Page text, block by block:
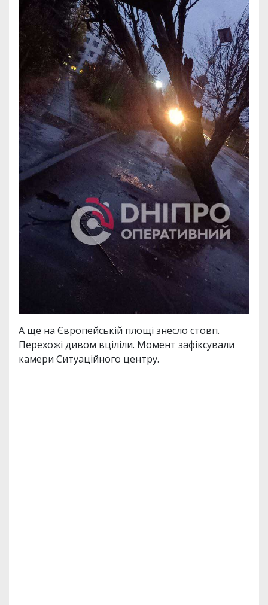
А ще на Європейській площі знесло стовп.
Перехожі дивом вціліли. Момент зафіксували
камери Ситуаційного центру.